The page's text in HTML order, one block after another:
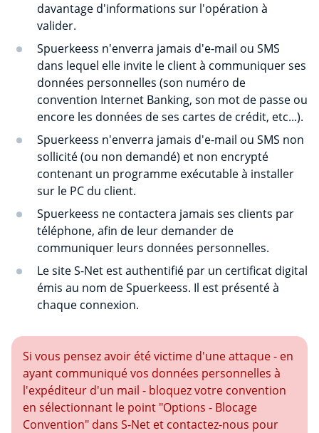
davantage d'informations sur l'opération à
valider.
Spuerkeess n'enverra jamais d'e-mail ou SMS
dans lequel elle invite le client à communiquer ses
données personnelles (son numéro de
convention Internet Banking, son mot de passe ou
encore les données de ses cartes de crédit, etc...).
Spuerkeess n'enverra jamais d'e-mail ou SMS non
sollicité (ou non demandé) et non encrypté
contenant un programme exécutable à installer
sur le PC du client.
Spuerkeess ne contactera jamais ses clients par
téléphone, afin de leur demander de
communiquer leurs données personnelles.
Le site S-Net est authentifié par un certificat digital
émis au nom de Spuerkeess. Il est présenté à
chaque connexion.
Si vous pensez avoir été victime d'une attaque - en
ayant communiqué vos données personnelles à
l'expéditeur d'un mail - bloquez votre convention
en sélectionnant le point "Options - Blocage
Convention" dans S-Net et contactez-nous pour